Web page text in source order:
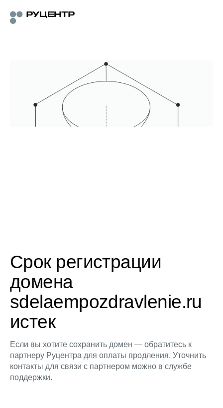
Срок регистрации
домена
sdelaempozdravlenie.ru
истек
Если вы хотите сохранить домен — обратитесь к
партнеру Руцентра для оплаты продления. Уточнить
контакты для связи с партнером можно в службе
поддержки.